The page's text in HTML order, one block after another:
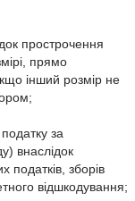
прострочення
прямо
інший розмір не
за
внаслідок
податків, зборів
відшкодування;